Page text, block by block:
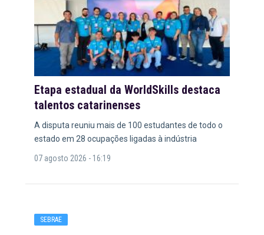
Etapa estadual da WorldSkills destaca
talentos catarinenses
A disputa reuniu mais de 100 estudantes de todo o
estado em 28 ocupações ligadas à indústria
07 agosto 2026 - 16:19
SEBRAE